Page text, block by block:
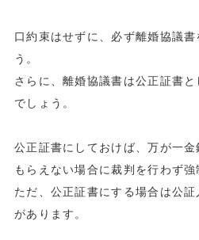
口約束はせずに、必ず離婚協議
う。
さらに、離婚協議書は公正証書
でしょう。
公正証書にしておけば、万が一
もらえない場合に裁判を行わず強
ただ、公正証書にする場合は公
があります。